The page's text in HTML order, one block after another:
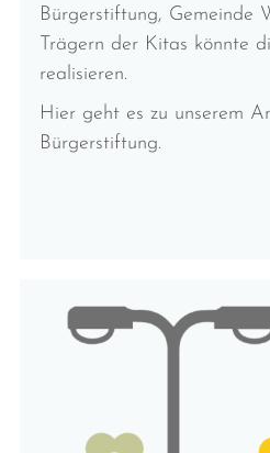
Bürgerstiftung, Gemeinde
Trägern der Kitas könnte
realisieren.
Hier geht es zu unserem
Bürgerstiftung.